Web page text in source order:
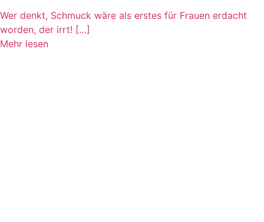
Wer denkt, Schmuck wäre als erstes für Frauen erdacht
worden, der irrt! […]
Mehr lesen